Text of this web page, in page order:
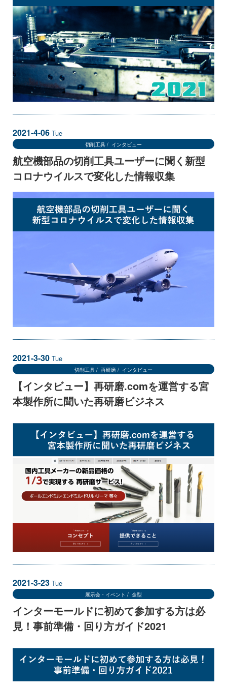
2021-4-06 Tue
切削工具 インタビュー
航空機部品の切削工具ユーザーに聞く新型
コロナウイルスで変化した情報収集
2021-3-30 Tue
切削工具 再研磨 インタビュー
【インタビュー】再研磨.comを運営する宮
本製作所に聞いた再研磨ビジネス
2021-3-23 Tue
展示会・イベント 金型
インターモールドに初めて参加する方は必
見！事前準備・回り方ガイド2021